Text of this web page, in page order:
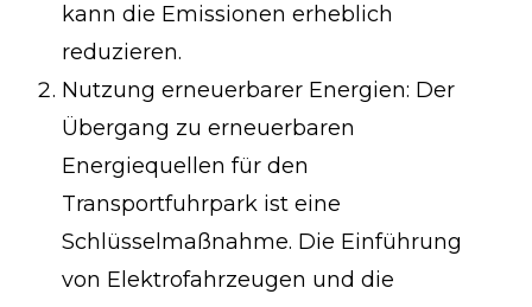
kann die Emissionen erheblich
reduzieren.
Nutzung erneuerbarer Energien: Der
Übergang zu erneuerbaren
Energiequellen für den
Transportfuhrpark ist eine
Schlüsselmaßnahme. Die Einführung
von Elektrofahrzeugen und die